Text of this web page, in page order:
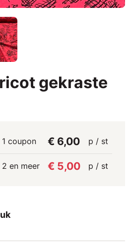
gekraste
1 coupon € 6,00 p / st
2 en meer € 5,00 p / st